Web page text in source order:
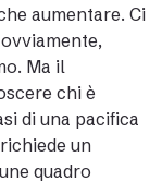
aumentare. Ci
Ma il
chi è
di una pacifica
un
quadro